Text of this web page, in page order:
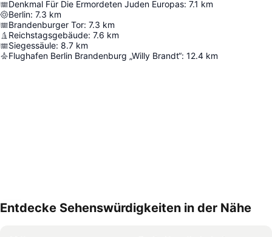
Denkmal Für Die Ermordeten Juden Europas: 7.1 km
Berlin: 7.3 km
Brandenburger Tor: 7.3 km
Reichstagsgebäude: 7.6 km
Siegessäule: 8.7 km
Flughafen Berlin Brandenburg „Willy Brandt“: 12.4 km
Entdecke Sehenswürdigkeiten in der Nähe